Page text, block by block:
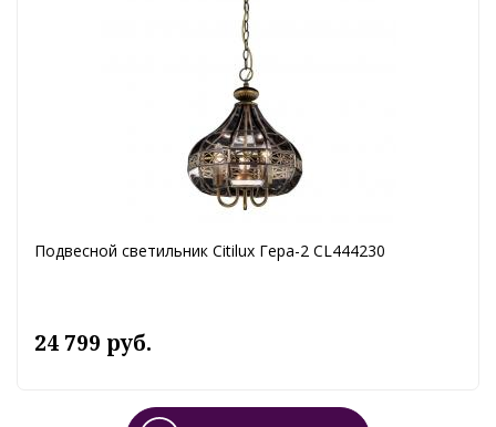
Подвесной светильник Citilux Гера-2 CL444230
24 799 руб.